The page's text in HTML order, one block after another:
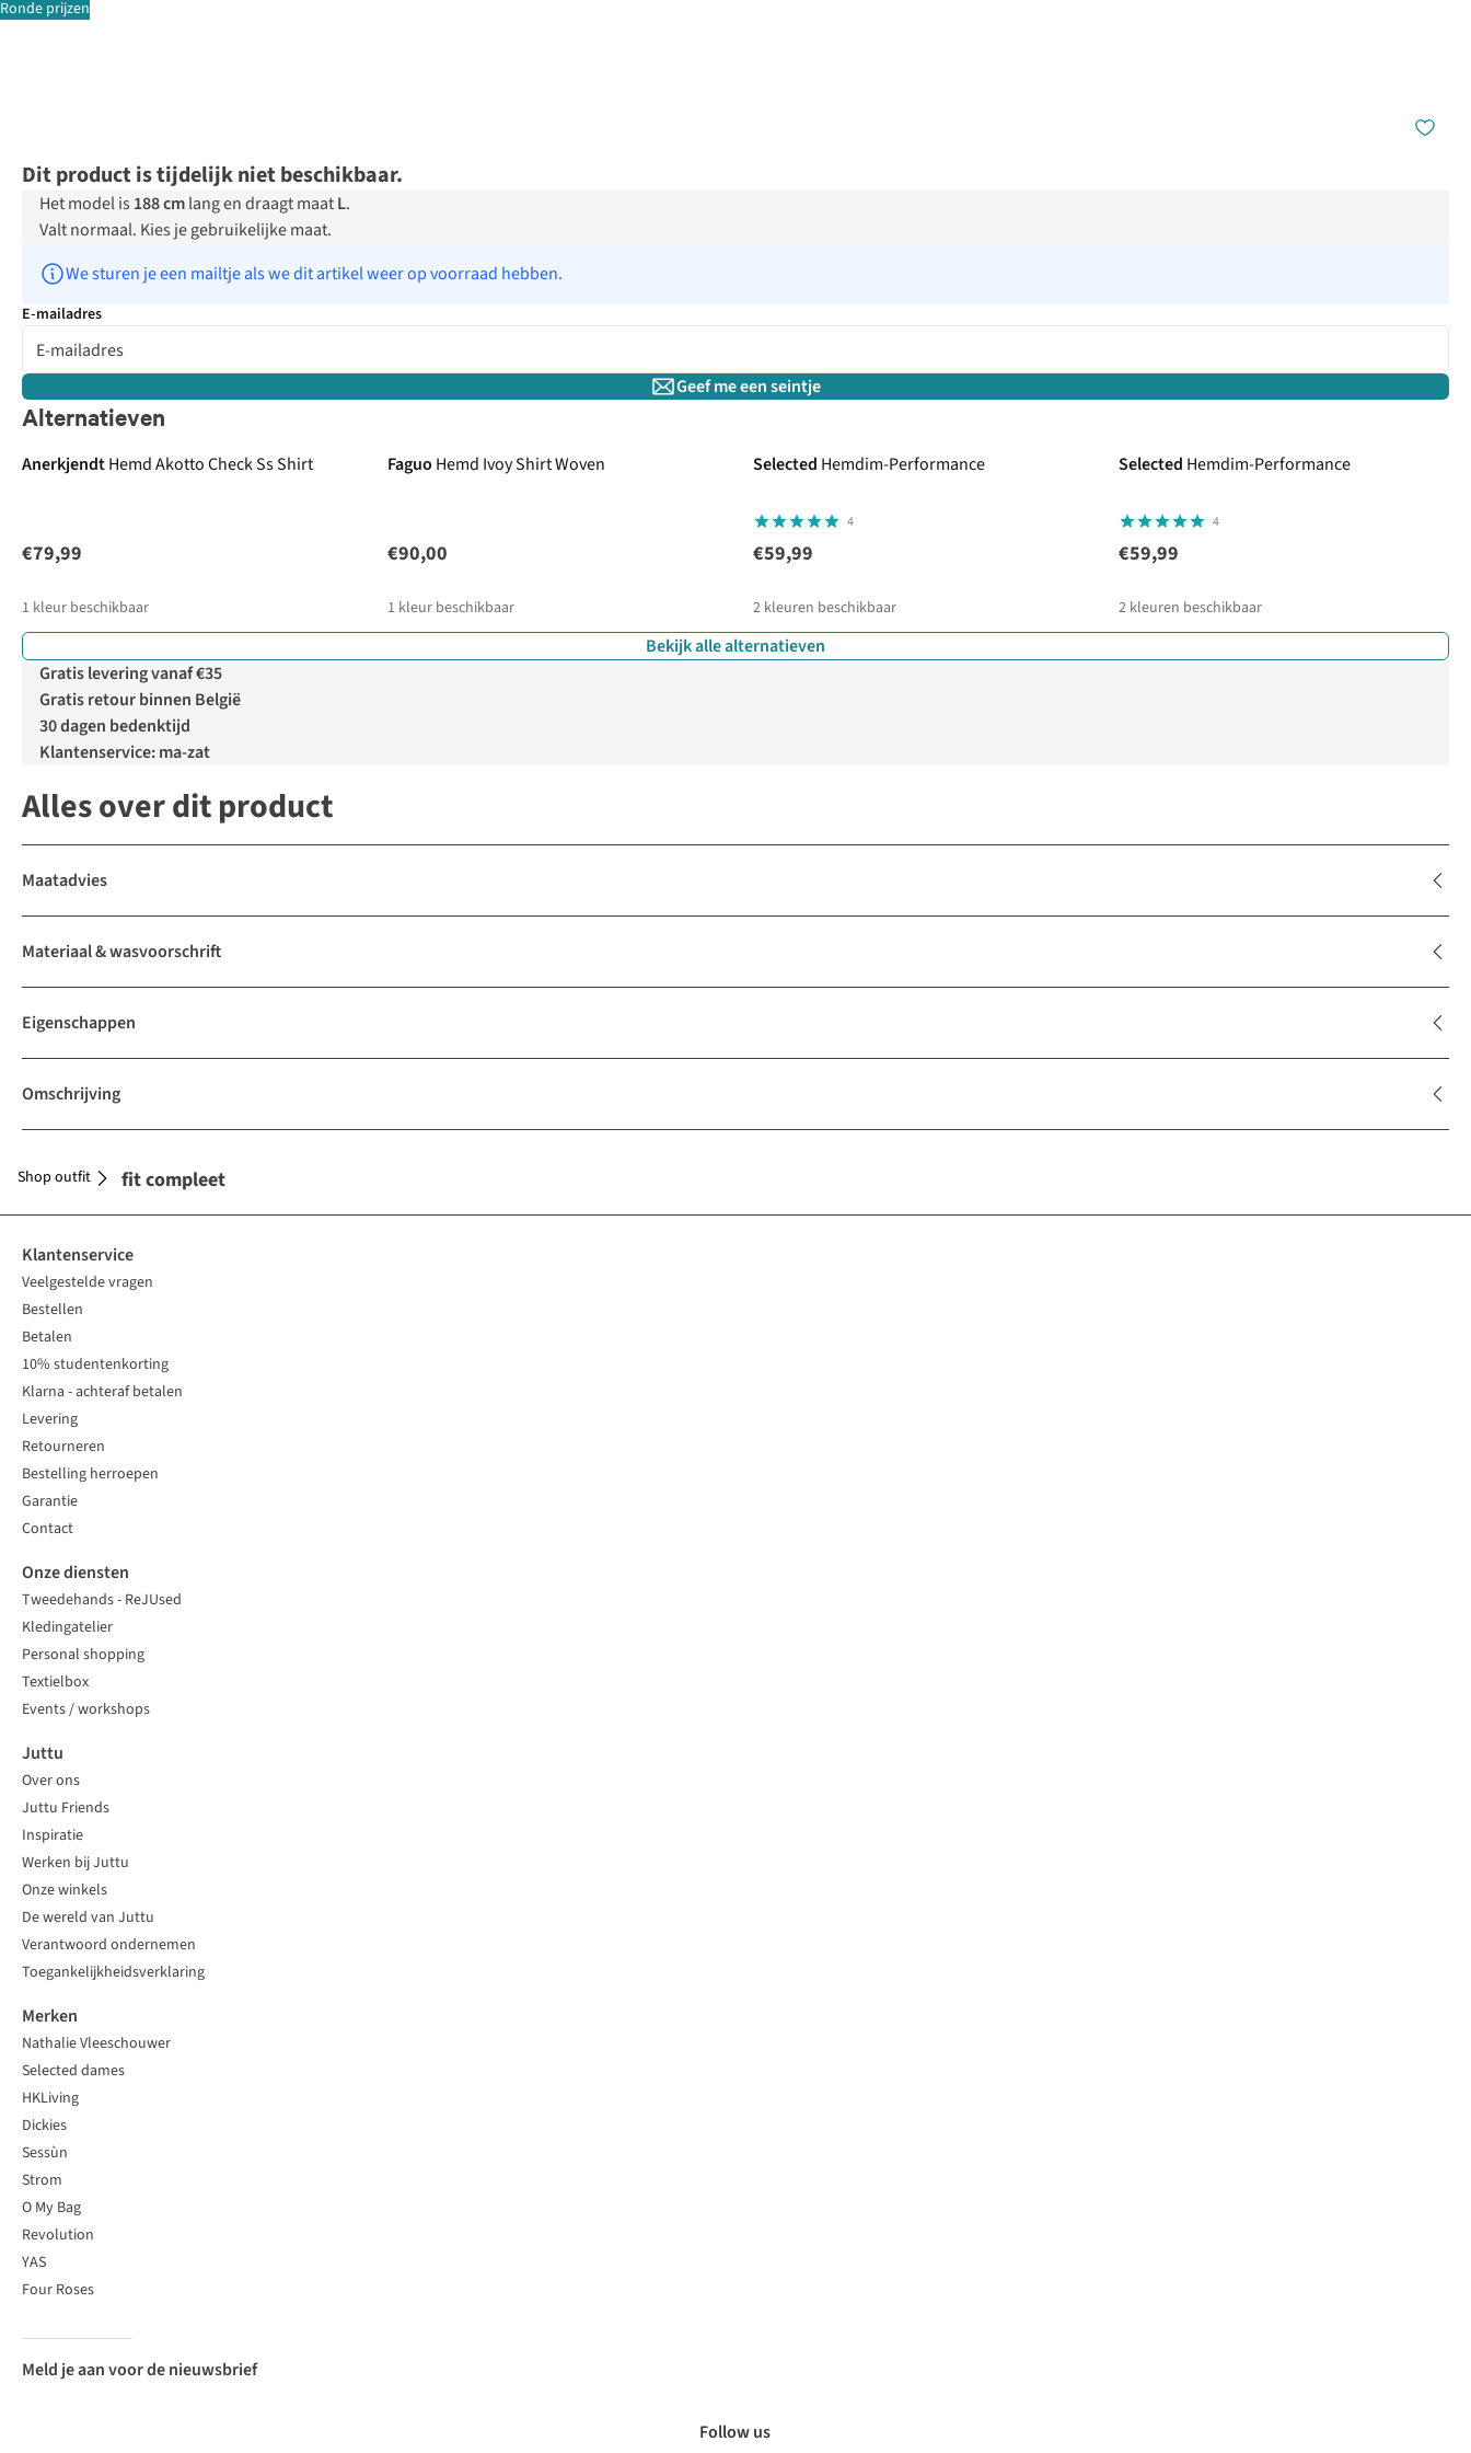
Ronde prijzen
Dit product is tijdelijk niet beschikbaar.
Het model is 188 cmlang en draagt maatL.
Valt normaal. Kies je gebruikelijke maat.
We sturen je een mailtje als we dit artikel weer op voorraad hebben.
E-mailadres
Geef me een seintje
Alternatieven
AnerkjendtHemd Akotto Check Ss Shirt
€79,99
1 kleur beschikbaar
Faguo Hemd Ivoy Shirt Woven
€90,00
1 kleur beschikbaar
Selected Hemdim-Performance
4
€59,99
2 kleuren beschikbaar
Selected Hemdim-Performance
4
€59,99
2 kleuren beschikbaar
Bekijk alle alternatieven
Gratis levering vanaf €35
Gratis retour binnen België
30 dagen bedenktijd
Klantenservice: ma-zat
Alles over dit product
Maatadvies
Materiaal & wasvoorschrift
Eigenschappen
Omschrijving
Maak je outfit compleet
Shop outfit
Klantenservice
Veelgestelde vragen
Bestellen
Betalen
10% studentenkorting
Klarna - achteraf betalen
Levering
Retourneren
Bestelling herroepen
Garantie
Contact
Onze diensten
Tweedehands - ReJUsed
Kledingatelier
Personal shopping
Textielbox
Events / workshops
Juttu
Over ons
Juttu Friends
Inspiratie
Werken bij Juttu
Onze winkels
De wereld van Juttu
Verantwoord ondernemen
Toegankelijkheidsverklaring
Merken
Nathalie Vleeschouwer
Selected dames
HKLiving
Dickies
Sessùn
Strom
O My Bag
Revolution
YAS
Four Roses
Meld je aan voor de nieuwsbrief
Follow us